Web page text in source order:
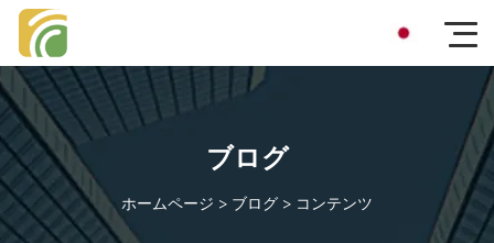
ブログ
ホームページ > ブログ > コンテンツ